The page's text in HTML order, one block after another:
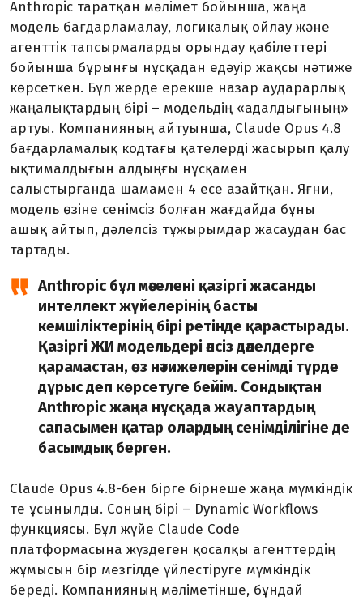
Anthropic таратқан мәлімет бойынша, жаңа
модель бағдарламалау, логикалық ойлау және
агенттік тапсырмаларды орындау қабілеттері
бойынша бұрынғы нұсқадан едәуір жақсы нәтиже
көрсеткен. Бұл жерде ерекше назар аударарлық
жаңалықтардың бірі – модельдің «адалдығының»
артуы. Компанияның айтуынша, Claude Opus 4.8
бағдарламалық кодтағы қателерді жасырып қалу
ықтималдығын алдыңғы нұсқамен
салыстырғанда шамамен 4 есе азайтқан. Яғни,
модель өзіне сенімсіз болған жағдайда бұны
ашық айтып, дәлелсіз тұжырымдар жасаудан бас
тартады.
Anthropic бұл мәселені қазіргі жасанды
интеллект жүйелерінің басты
кемшіліктерінің бірі ретінде қарастырады.
Қазіргі ЖИ модельдері әлсіз дәлелдерге
қарамастан, өз нәтижелерін сенімді түрде
дұрыс деп көрсетуге бейім. Сондықтан
Anthropic жаңа нұсқада жауаптардың
сапасымен қатар олардың сенімділігіне де
басымдық берген.
Claude Opus 4.8-бен бірге бірнеше жаңа мүмкіндік
те ұсынылды. Соның бірі – Dynamic Workflows
функциясы. Бұл жүйе Claude Code
платформасына жүздеген қосалқы агенттердің
жұмысын бір мезгілде үйлестіруге мүмкіндік
береді. Компанияның мәліметінше, бұндай